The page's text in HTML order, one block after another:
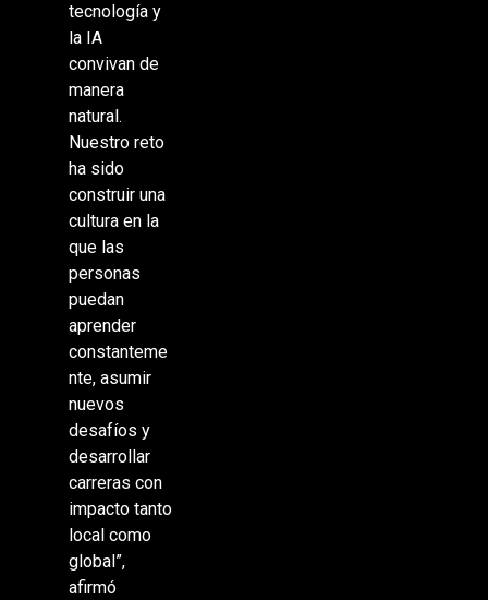
tecnología y
la IA
convivan de
manera
natural.
Nuestro reto
ha sido
construir una
cultura en la
que las
personas
puedan
aprender
constanteme
nte, asumir
nuevos
desafíos y
desarrollar
carreras con
impacto tanto
local como
global”,
afirmó